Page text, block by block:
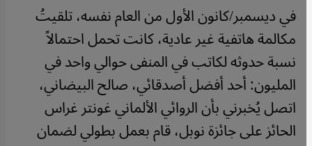
في ديسمبر/كانون الأول من العام نفسه، تلقيتُ
مكالمة هاتفية غير عادية، كانت تحمل احتمالاً
نسبة حدوثه لكاتب في المنفى حوالي واحد في
المليون: أحد أفضل أصدقائي، صالح البيضاني،
اتصل يُخبرني بأن الروائي الألماني غونتر غراس
الحائز على جائزة نوبل، قام بعمل بطولي لضمان